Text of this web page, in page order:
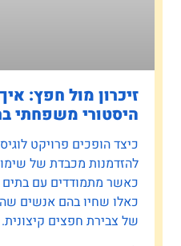
זיכרון מול חפץ:
היסטורי משפחתי
כיצד הופכים פרויקט
להזדמנות מכבדת של
כאשר מתמודדים עם בתים
כאלו שחיו בהם אנשים
של צבירת חפצים קיצונית.